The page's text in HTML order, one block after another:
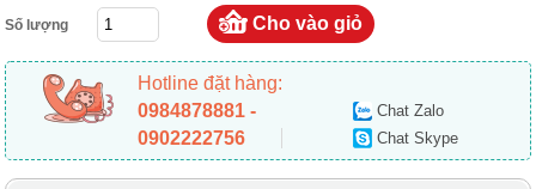
Số lượng
Hotline đặt hàng:
0984878881 -
0902222756
Chat Zalo
Chat Skype